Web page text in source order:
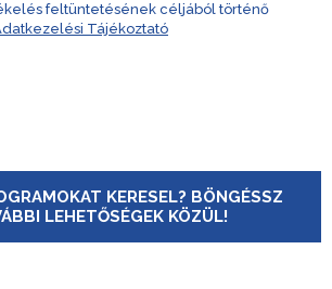
feltüntetésének céljából történő
Tájékoztató
KERESEL? BÖNGÉSSZ
LEHETŐSÉGEK KÖZÜL!